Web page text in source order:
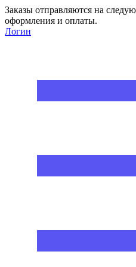
Заказы отправляются на
оформления и оплаты.
Логин